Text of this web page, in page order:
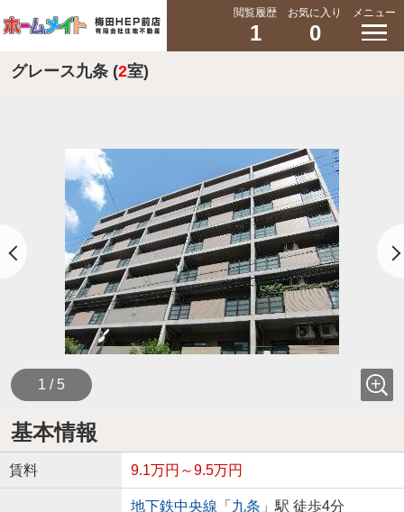
閲覧履歴
1
お気に入り
0
メニュー
グレース九条 (2室)
1 / 5
基本情報
賃料 9.1万円～9.5万円
地下鉄中央線 「 九条 」駅 徒歩4分